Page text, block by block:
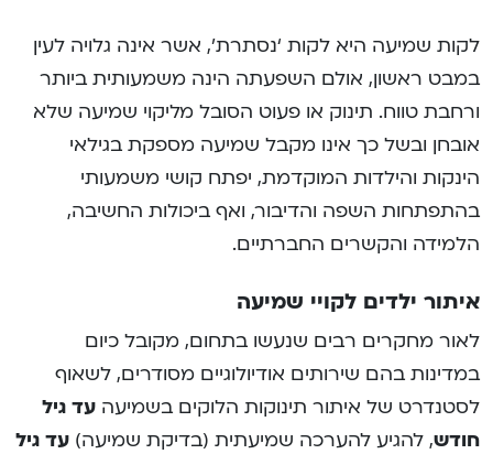
לקות שמיעה היא לקות ‘נסתרת’, אשר אינה גלויה לעין
במבט ראשון, אולם השפעתה הינה משמעותית ביותר
ורחבת טווח. תינוק או פעוט הסובל מליקוי שמיעה שלא
אובחן ובשל כך אינו מקבל שמיעה מספקת בגילאי
הינקות והילדות המוקדמת, יפתח קושי משמעותי
בהתפתחות השפה והדיבור, ואף ביכולות החשיבה,
הלמידה והקשרים החברתיים.
איתור ילדים לקויי שמיעה
לאור מחקרים רבים שנעשו בתחום, מקובל כיום
במדינות בהם שירותים אודיולוגיים מסודרים, לשאוף
לסטנדרט של איתור תינוקות הלוקים בשמיעה עד גיל
חודש, להגיע להערכה שמיעתית (בדיקת שמיעה) עד גיל